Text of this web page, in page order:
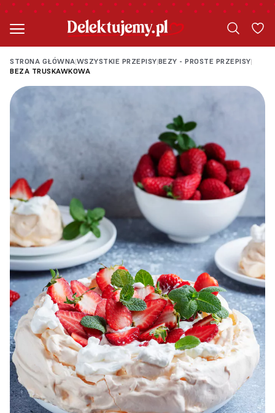
STRONA GŁÓWNA|WSZYSTKIE PRZEPISY|BEZY - PROSTE PRZEPISY|
BEZA TRUSKAWKOWA